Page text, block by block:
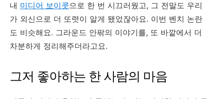
내 미디어 보이콧으로 한 번 시끄러웠고, 그 전말도 우리
가 외신으로 더 또렷이 알게 됐었잖아요. 이번 벤치 논란
도 비슷해요. 그라운드 안팎의 이야기를, 또 바깥에서 더
차분하게 정리해주더라고요.
그저 좋아하는 한 사람의 마음